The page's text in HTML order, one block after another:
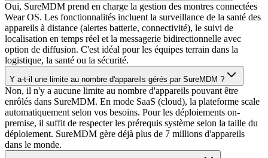
Oui, SureMDM prend en charge la gestion des montres connectées
Wear OS. Les fonctionnalités incluent la surveillance de la santé des
appareils à distance (alertes batterie, connectivité), le suivi de
localisation en temps réel et la messagerie bidirectionnelle avec
option de diffusion. C'est idéal pour les équipes terrain dans la
logistique, la santé ou la sécurité.
Y a-t-il une limite au nombre d'appareils gérés par SureMDM ?
Non, il n'y a aucune limite au nombre d'appareils pouvant être
enrôlés dans SureMDM. En mode SaaS (cloud), la plateforme scale
automatiquement selon vos besoins. Pour les déploiements on-
premise, il suffit de respecter les prérequis système selon la taille du
déploiement. SureMDM gère déjà plus de 7 millions d'appareils
dans le monde.